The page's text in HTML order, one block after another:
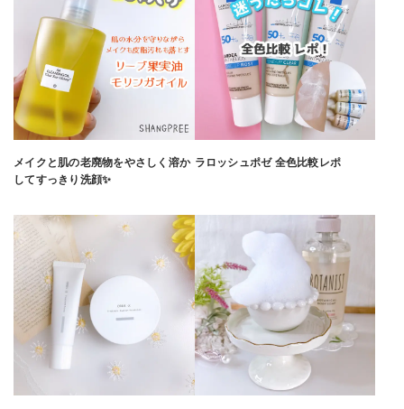
メイクと肌の老廃物をやさしく溶か
してすっきり洗顔✨
ラロッシュポゼ 全色比較レポ